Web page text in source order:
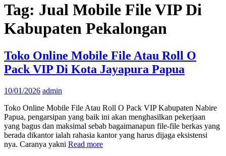
Tag: Jual Mobile File VIP Di
Kabupaten Pekalongan
Toko Online Mobile File Atau Roll O
Pack VIP Di Kota Jayapura Papua
10/01/2026 admin
Toko Online Mobile File Atau Roll O Pack VIP Kabupaten Nabire
Papua, pengarsipan yang baik ini akan menghasilkan pekerjaan
yang bagus dan maksimal sebab bagaimanapun file-file berkas yang
berada dikantor ialah rahasia kantor yang harus dijaga eksistensi
nya. Caranya yakni Read more